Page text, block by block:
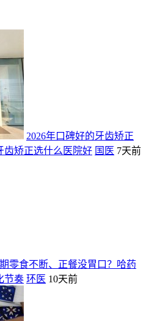
2026年口碑好的牙齿矫正
齿矫正选什么医院好 国医 7天前
零食不断、正餐没胃口？哈药
节奏 环医 10天前